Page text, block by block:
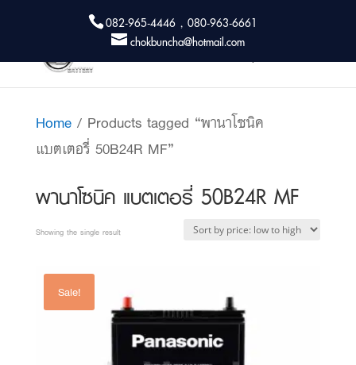
082-965-4446 , 080-963-6661
chokbuncha@hotmail.com
Home/ Products tagged “พานาโซนิค
แบตเตอรี่ 50B24R MF”
พานาโซนิค แบตเตอรี่ 50B24R MF
Showing the single result
Sale!